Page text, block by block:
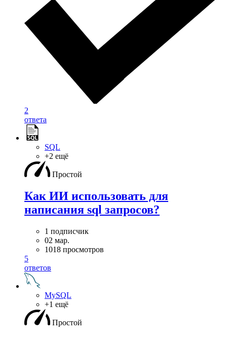
2
ответа
SQL
+2 ещё
Простой
Как ИИ использовать для
написания sql запросов?
1 подписчик
02 мар.
1018 просмотров
5
ответов
MySQL
+1 ещё
Простой